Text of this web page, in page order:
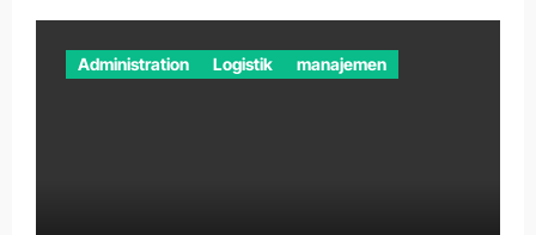
Administration Logistik manajemen